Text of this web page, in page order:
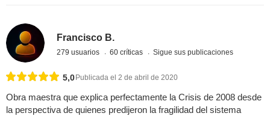
Francisco B.
279 usuarios 60 críticas Sigue sus publicaciones
5,0Publicada el 2 de abril de 2020
Obra maestra que explica perfectamente la Crisis de 2008 desde
la perspectiva de quienes predijeron la fragilidad del sistema